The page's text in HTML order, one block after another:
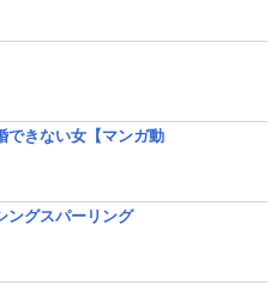
できない女【マンガ動
ングスパーリング